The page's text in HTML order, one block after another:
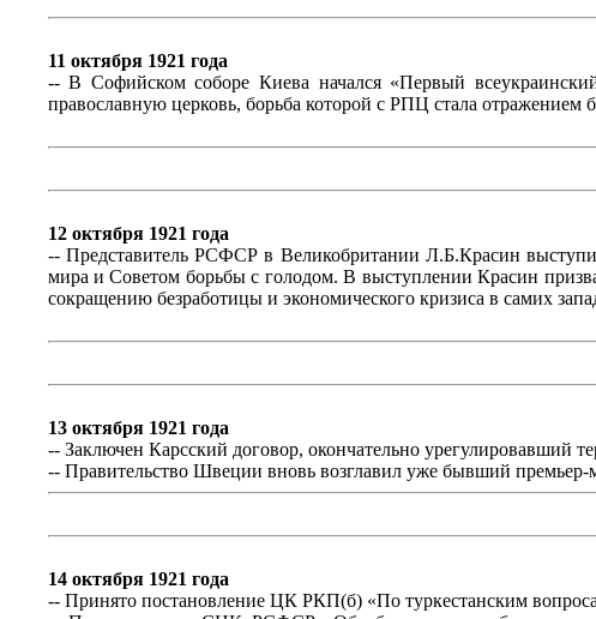
11 октября 1921 года
-- В Софийском соборе Киева начался «Первый
православную церковь, борьба которой с РПЦ стала
12 октября 1921 года
-- Представитель РСФСР в Великобритании Л.Б.Красин
мира и Советом борьбы с голодом. В выступлении Красин
сокращению безработицы и экономического кризиса в самих
13 октября 1921 года
-- Заключен Карсский договор, окончательно урегулировавший
-- Правительство Швеции вновь возглавил уже бывший премьер-
14 октября 1921 года
-- Принято постановление ЦК РКП(б) «По туркестанским